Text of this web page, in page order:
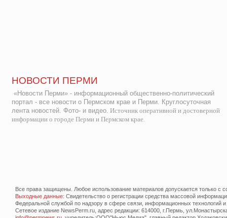
НОВОСТИ ПЕРМИ
«Новости Перми» - информационный общественно-политический
портал - все новости о Пермском крае и Перми. Круглосуточная
лента новостей. Фото- и видео. Источник оперативной и достоверной
информации о городе Перми и Пермском крае.
Все права защищены. Любое использование материалов допускается только с
Выходные данные: Свидетельство о регистрации средства массовой
Федеральной службой по надзору в сфере связи, информационных технологий
Сетевое издание NewsPerm.ru, адрес редакции: 614000, г.Пермь,